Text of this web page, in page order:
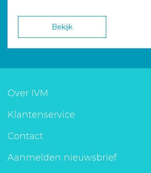
Bekijk
Over IVM
Klantenservice
Contact
Aanmelden nieuwsbrief